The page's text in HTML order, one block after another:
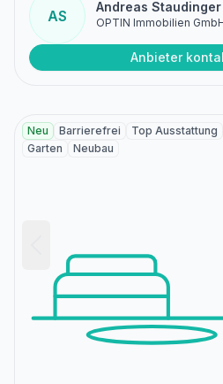
AS
Andreas Staudinger
OPTIN Immobilien
Anbieter
Neu Barrierefrei Top Ausstattung
Garten
Neubau